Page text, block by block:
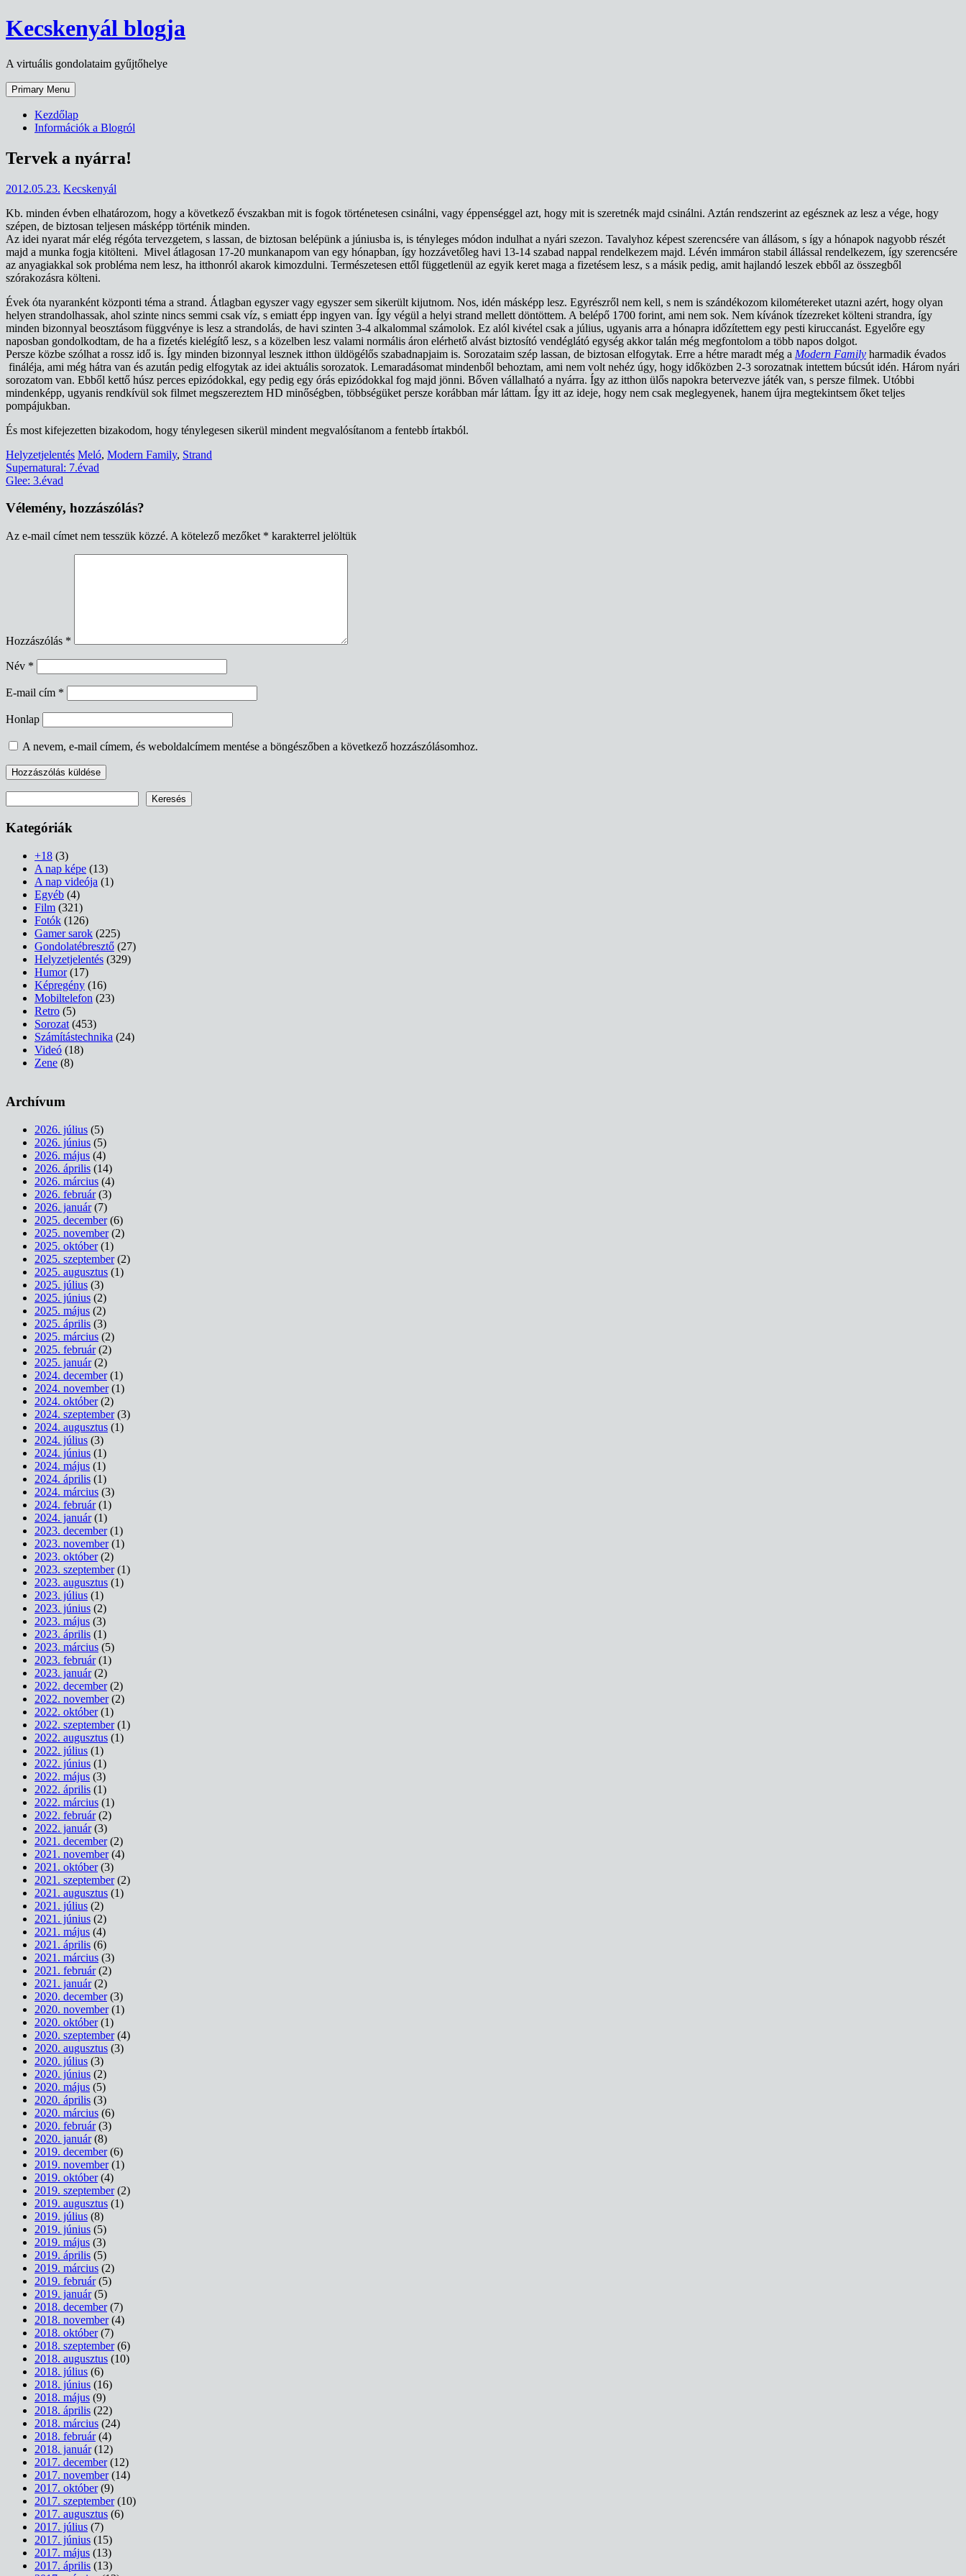
Skip
to
Kecskenyál blogja
A virtuális gondolataim gyűjtőhelye
Primary Menu
Kezdőlap
Információk a Blogról
Tervek a nyárra!
2012.05.23. Kecskenyál
Kb. minden évben elhatározom, hogy a következő évszakban mit is fogok történetesen csinálni, vagy éppenséggel azt, hogy mit is szeretnék majd csinálni. Aztán rendszerint az egésznek az lesz a vége, hogy
szépen, de biztosan teljesen másképp történik minden.
Az idei nyarat már elég régóta tervezgetem, s lassan, de biztosan belépünk a júniusba is, is tényleges módon indulhat a nyári szezon. Tavalyhoz képest szerencsére van állásom, s így a hónapok nagyobb részét
majd a munka fogja kitölteni. Mivel átlagosan 17-20 munkanapom van egy hónapban, így hozzávetőleg havi 13-14 szabad nappal rendelkezem majd. Lévén immáron stabil állással rendelkezem, így szerencsére
az anyagiakkal sok probléma nem lesz, ha itthonról akarok kimozdulni. Természetesen ettől függetlenül az egyik keret maga a fizetésem lesz, s a másik pedig, amit hajlandó leszek ebből az összegből
szórakozásra költeni.
Évek óta nyaranként központi téma a strand. Átlagban egyszer vagy egyszer sem sikerült kijutnom. Nos, idén másképp lesz. Egyrészről nem kell, s nem is szándékozom kilométereket utazni azért, hogy olyan
helyen strandolhassak, ahol szinte nincs semmi csak víz, s emiatt épp ingyen van. Így végül a helyi strand mellett döntöttem. A belépő 1700 forint, ami nem sok. Nem kívánok tízezreket költeni strandra, így
minden bizonnyal beosztásom függvénye is lesz a strandolás, de havi szinten 3-4 alkalommal számolok. Ez alól kivétel csak a július, ugyanis arra a hónapra időzítettem egy pesti kiruccanást. Egyelőre egy
naposban gondolkodtam, de ha a fizetés kielégítő lesz, s a közelben lesz valami normális áron elérhető alvást biztosító vendéglátó egység akkor talán még megfontolom a több napos dolgot.
Persze közbe szólhat a rossz idő is. Így minden bizonnyal lesznek itthon üldögélős szabadnapjaim is. Sorozataim szép lassan, de biztosan elfogytak. Erre a hétre maradt még a Modern Family harmadik évados
fináléja, ami még hátra van és azután pedig elfogytak az idei aktuális sorozatok. Lemaradásomat mindenből behoztam, ami nem volt nehéz úgy, hogy időközben 2-3 sorozatnak intettem búcsút idén. Három nyári
sorozatom van. Ebből kettő húsz perces epizódokkal, egy pedig egy órás epizódokkal fog majd jönni. Bőven vállalható a nyárra. Így az itthon ülős napokra betervezve játék van, s persze filmek. Utóbbi
mindenképp, ugyanis rendkívül sok filmet megszereztem HD minőségben, többségüket persze korábban már láttam. Így itt az ideje, hogy nem csak meglegyenek, hanem újra megtekintsem őket teljes
pompájukban.
És most kifejezetten bizakodom, hogy ténylegesen sikerül mindent megvalósítanom a fentebb írtakból.
Helyzetjelentés Meló, Modern Family, Strand
Bejegyzés
navigáció
Supernatural: 7.évad
Glee: 3.évad
Vélemény, hozzászólás?
Az e-mail címet nem tesszük közzé. A kötelező mezőket * karakterrel jelöltük
Hozzászólás *
Név *
E-mail cím *
Honlap
A nevem, e-mail címem, és weboldalcímem mentése a böngészőben a következő hozzászólásomhoz.
Keresés
Kategóriák
+18 (3)
A nap képe (13)
A nap videója (1)
Egyéb (4)
Film (321)
Fotók (126)
Gamer sarok (225)
Gondolatébresztő (27)
Helyzetjelentés (329)
Humor(17)
Képregény (16)
Mobiltelefon (23)
Retro (5)
Sorozat (453)
Számítástechnika (24)
Videó (18)
Zene (8)
Archívum
2026. július (5)
2026. június (5)
2026. május (4)
2026. április (14)
2026. március (4)
2026. február(3)
2026. január(7)
2025. december(6)
2025. november(2)
2025. október(1)
2025. szeptember(2)
2025. augusztus (1)
2025. július (3)
2025. június (2)
2025. május (2)
2025. április (3)
2025. március (2)
2025. február(2)
2025. január(2)
2024. december(1)
2024. november(1)
2024. október(2)
2024. szeptember(3)
2024. augusztus (1)
2024. július (3)
2024. június (1)
2024. május (1)
2024. április (1)
2024. március (3)
2024. február(1)
2024. január(1)
2023. december(1)
2023. november(1)
2023. október(2)
2023. szeptember(1)
2023. augusztus (1)
2023. július (1)
2023. június (2)
2023. május (3)
2023. április (1)
2023. március (5)
2023. február(1)
2023. január(2)
2022. december(2)
2022. november(2)
2022. október(1)
2022. szeptember(1)
2022. augusztus (1)
2022. július (1)
2022. június (1)
2022. május (3)
2022. április (1)
2022. március (1)
2022. február(2)
2022. január(3)
2021. december(2)
2021. november(4)
2021. október(3)
2021. szeptember(2)
2021. augusztus (1)
2021. július (2)
2021. június (2)
2021. május (4)
2021. április (6)
2021. március (3)
2021. február(2)
2021. január(2)
2020. december(3)
2020. november(1)
2020. október(1)
2020. szeptember(4)
2020. augusztus (3)
2020. július (3)
2020. június (2)
2020. május (5)
2020. április (3)
2020. március (6)
2020. február(3)
2020. január(8)
2019. december(6)
2019. november(1)
2019. október(4)
2019. szeptember(2)
2019. augusztus (1)
2019. július (8)
2019. június (5)
2019. május (3)
2019. április (5)
2019. március (2)
2019. február(5)
2019. január(5)
2018. december(7)
2018. november(4)
2018. október(7)
2018. szeptember(6)
2018. augusztus (10)
2018. július (6)
2018. június (16)
2018. május (9)
2018. április (22)
2018. március (24)
2018. február(4)
2018. január(12)
2017. december(12)
2017. november(14)
2017. október(9)
2017. szeptember(10)
2017. augusztus (6)
2017. július (7)
2017. június (15)
2017. május (13)
2017. április (13)